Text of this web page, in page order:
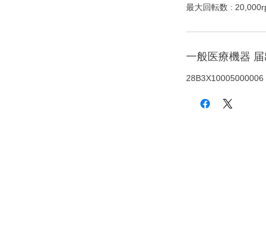
最大回転数 :
一般医療機器
28B3X10005000006